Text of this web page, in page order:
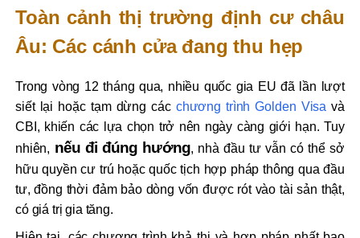
Toàn cảnh thị trường định cư châu
Âu: Các cánh cửa đang thu hẹp
Trong vòng 12 tháng qua, nhiều quốc gia EU đã lần lượt
siết lại hoặc tạm dừng các chương trình Golden Visa và
CBI, khiến các lựa chọn trở nên ngày càng giới hạn. Tuy
nhiên, nếu đi đúng hướng, nhà đầu tư vẫn có thể sở
hữu quyền cư trú hoặc quốc tịch hợp pháp thông qua đầu
tư, đồng thời đảm bảo dòng vốn được rót vào tài sản thật,
có giá trị gia tăng.